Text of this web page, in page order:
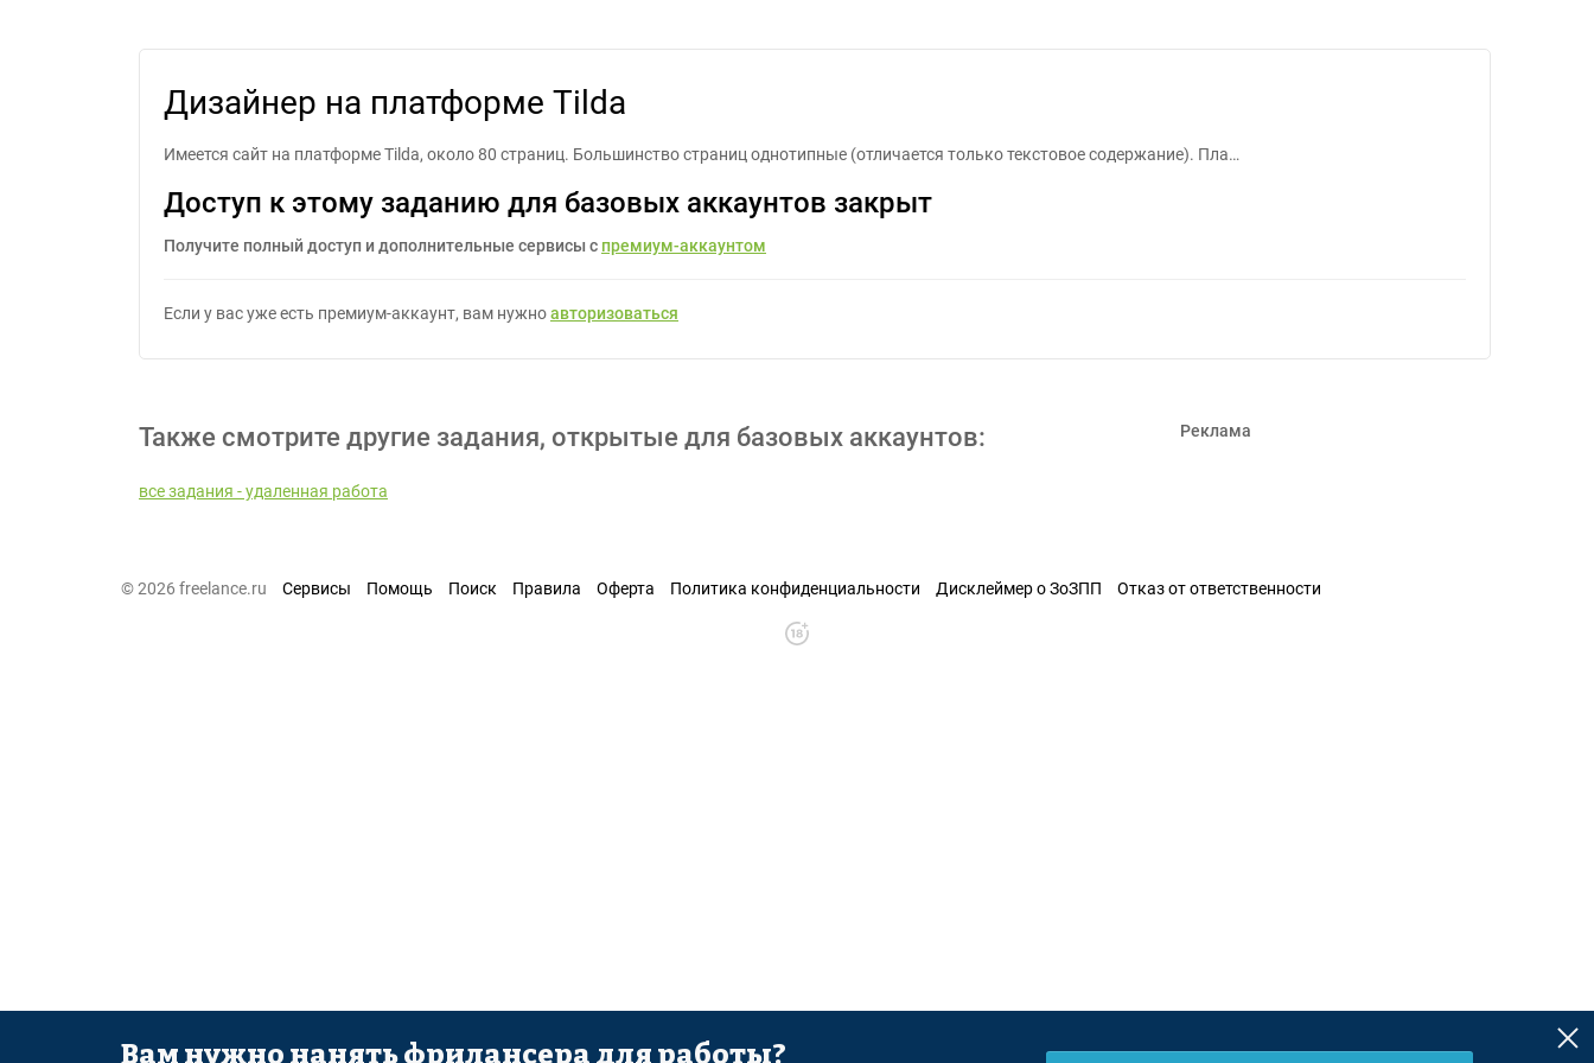
Дизайнер на платформе Tilda
Имеется сайт на платформе Tilda, около 80 страниц. Большинство страниц однотипные (отличается только текстовое содержание). Пла…
Доступ к этому заданию для базовых аккаунтов закрыт
Получите полный доступ и дополнительные сервисы с премиум-аккаунтом
Если у вас уже есть премиум-аккаунт, вам нужноавторизоваться
Также смотрите другие задания, открытые для базовых аккаунтов:
все задания - удаленная работа
Реклама
© 2026 freelance.ru Сервисы Помощь Поиск Правила Оферта Политика конфиденциальности Дисклеймер о ЗоЗПП Отказ от ответственности
Вам нужно нанять фрилансера для работы?